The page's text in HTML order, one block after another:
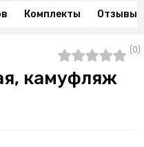
Комплекты Отзывы
(0)
камуфляж